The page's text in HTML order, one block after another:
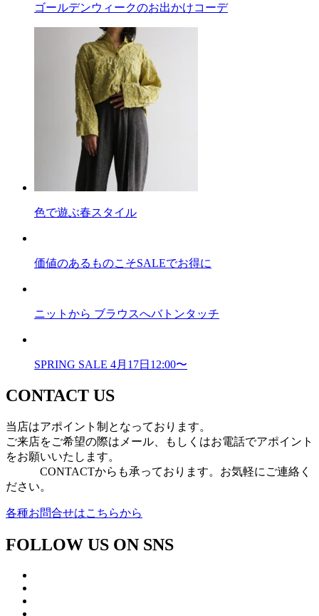
ゴールデンウィークのお出かけコーデ
色で遊ぶ春スタイル
価値のあるものこそSALEでお得に
ニットから ブラウスへバトンタッチ
SPRING SALE 4月17日12:00〜
CONTACT US
当店はアポイント制となっております。
ご来店をご希望の際はメール、もしくはお電話でアポイント
をお願いいたします。
CONTACTからも承っております。お気軽にご連絡く
ださい。
各種お問合せはこちらから
FOLLOW US ON SNS